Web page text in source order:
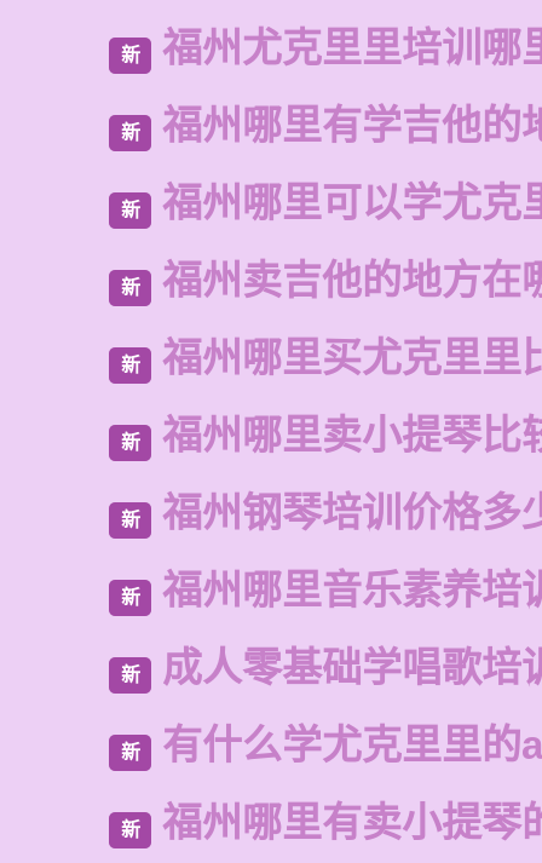
新 福州尤克里里培训哪
新 福州哪里有学吉他的
新 福州哪里可以学尤克
新 福州卖吉他的地方在
新 福州哪里买尤克里里
新 福州哪里卖小提琴比
新 福州钢琴培训价格多
新 福州哪里音乐素养培
新 成人零基础学唱歌培
新 有什么学尤克里里的
新 福州哪里有卖小提琴